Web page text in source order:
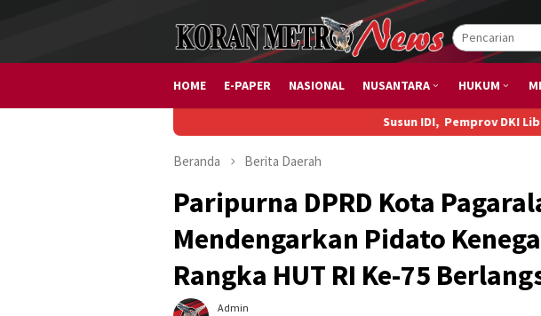
HOME E-PAPER NASIONAL NUSANTARA HUKUM
Susun IDI, Pemprov DKI Libatkan
Beranda Berita Daerah
Paripurna DPRD Kota
Mendengarkan Pidato
Rangka HUT RI Ke-75
Admin